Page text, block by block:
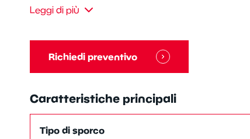
Leggi di più
Richiedi preventivo
Caratteristiche principali
Tipo di sporco